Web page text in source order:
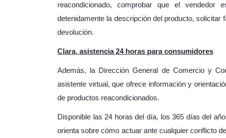
reacondicionado, comprobar que el
detenidamente la descripción del producto,
devolución.
Clara, asistencia 24 horas para consumidores
Además, la Dirección General de Comercio y
asistente virtual, que ofrece información y
de productos reacondicionados.
Disponible las 24 horas del día, los 365 días del
orienta sobre cómo actuar ante cualquier conflicto